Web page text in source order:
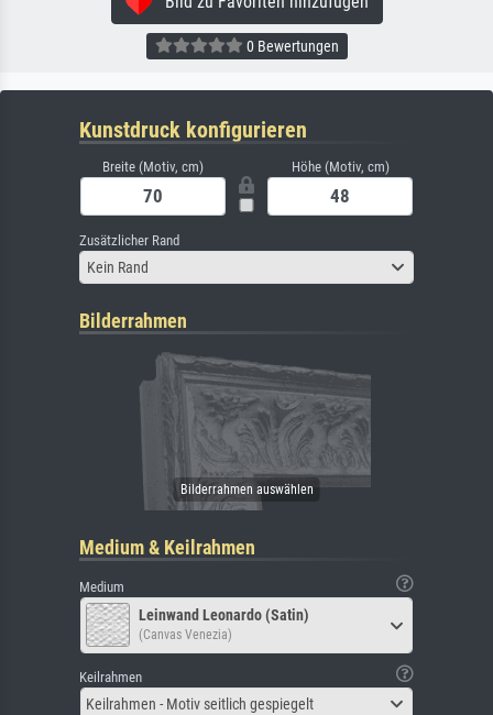
0 Bewertungen
Kunstdruck konfigurieren
Breite (Motiv, cm) Höhe (Motiv, cm)
Zusätzlicher Rand
Kein Rand
Bilderrahmen
Medium & Keilrahmen
Medium
Leinwand Leonardo (Satin)
(Canvas Venezia)
Keilrahmen
Keilrahmen - Motiv seitlich gespiegelt